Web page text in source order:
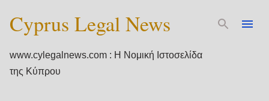
Cyprus Legal News
www.cylegalnews.com : Η Νομική Ιστοσελίδα
της Κύπρου